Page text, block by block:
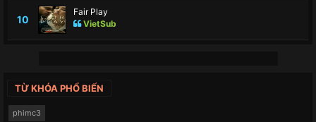
10
Fair Play
VietSub
TỪ KHÓA PHỔ BIẾN
phimc3